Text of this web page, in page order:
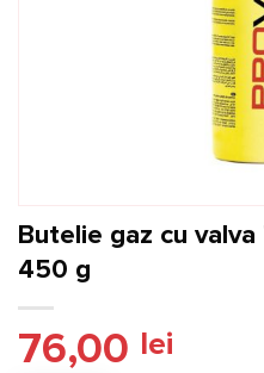
Butelie gaz cu
450 g
76,00 lei